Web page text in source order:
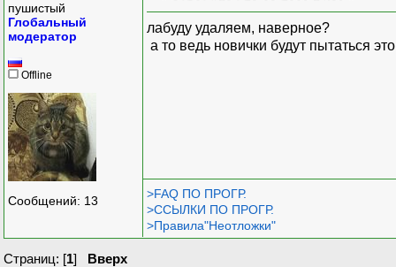
пушистый
Глобальный
модератор
Offline
Сообщений: 13
лабуду удаляем, наверное?
а то ведь новички будут пытаться
>FAQ ПО ПРОГР.
>ССЫЛКИ ПО ПРОГР.
>Правила"Неотложки"
Страниц: [1] Вверх